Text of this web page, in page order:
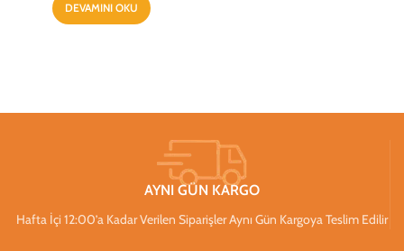
DEVAMINI OKU
AYNI GÜN KARGO
Hafta İçi 12:00’a Kadar Verilen Siparişler Aynı Gün Kargoya Teslim Edilir